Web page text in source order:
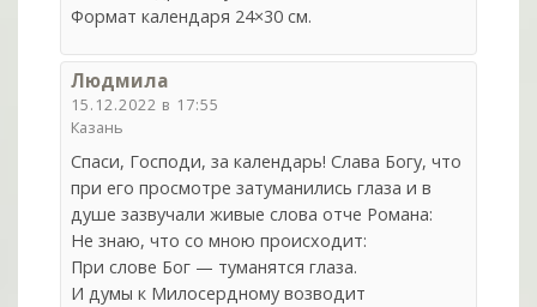
Формат календаря 24×30 см.
Людмила
15.12.2022 в 17:55
Казань
Спаси, Господи, за календарь! Слава Богу, что
при его просмотре затуманились глаза и в
душе зазвучали живые слова отче Романа:
Не знаю, что со мною происходит:
При слове Бог — туманятся глаза.
И думы к Милосердному возводит